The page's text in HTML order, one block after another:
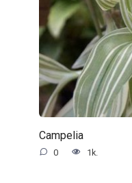
Campelia
0 1k.